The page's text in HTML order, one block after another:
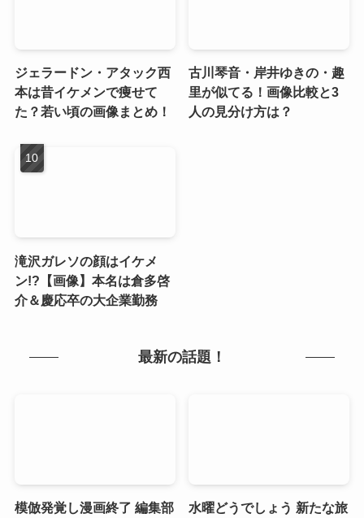
ジェラードン・アタック西
本は昔イケメンで痩せて
た？若い頃の画像まとめ！
古川琴音・岸井ゆきの・趣
里が似てる！画像比較と3
人の見分け方は？
滝沢ガレソの顔はイケメ
ン!?【画像】本名は倉多啓
介＆慶応卒の大企業勤務
最新の話題！
模倣発覚し漫画終了 編集部
水曜どうでしょう 新たな旅